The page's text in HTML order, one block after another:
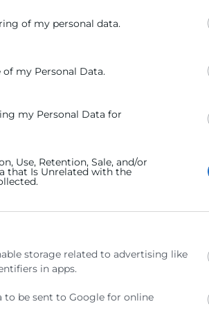
of my personal data.
my Personal Data.
my Personal Data for
Use, Retention, Sale, and/or
that Is Unrelated with the
storage related to advertising like
in apps.
to be sent to Google for online
recibir por vías distintas a esta
y no colabora con empresas externas